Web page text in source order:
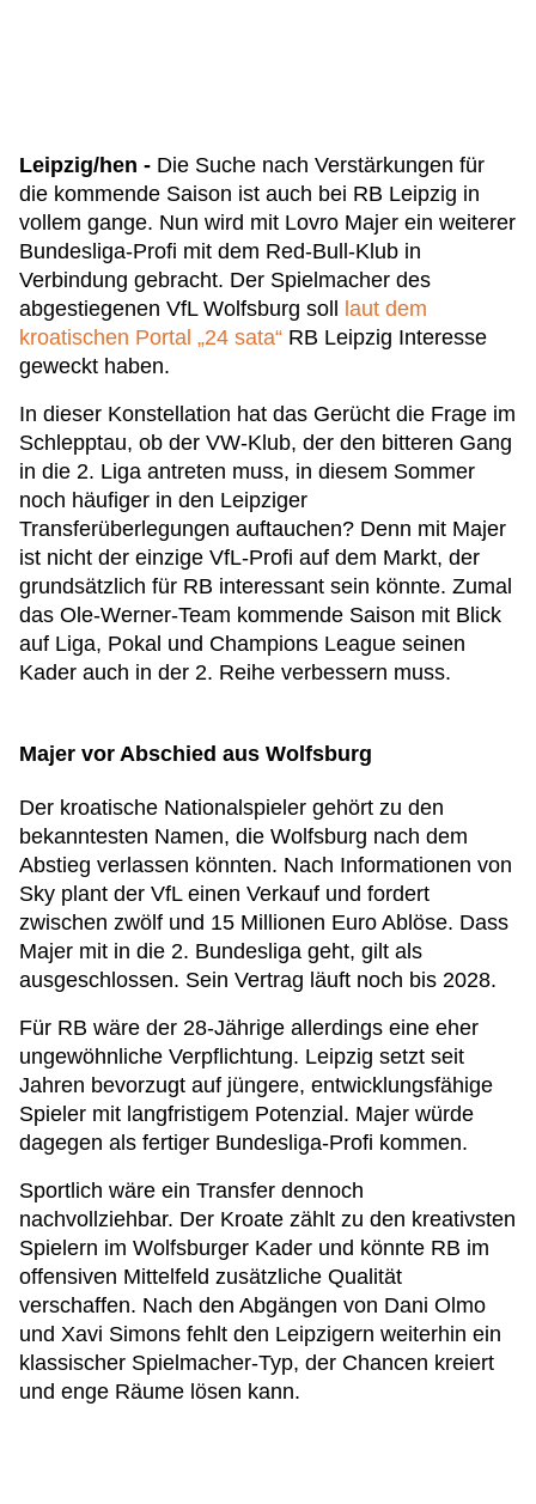
Leipzig/hen - Die Suche nach Verstärkungen für
die kommende Saison ist auch bei RB Leipzig in
vollem gange. Nun wird mit Lovro Majer ein weiterer
Bundesliga-Profi mit dem Red-Bull-Klub in
Verbindung gebracht. Der Spielmacher des
abgestiegenen VfL Wolfsburg soll
laut dem
kroatischen Portal „24 sata“ RB Leipzig Interesse
geweckt haben.
In dieser Konstellation hat das Gerücht die Frage im
Schlepptau, ob der VW-Klub, der den bitteren Gang
in die 2. Liga antreten muss, in diesem Sommer
noch häufiger in den Leipziger
Transferüberlegungen auftauchen? Denn mit Majer
ist nicht der einzige VfL-Profi auf dem Markt, der
grundsätzlich für RB interessant sein könnte. Zumal
das Ole-Werner-Team kommende Saison mit Blick
auf Liga, Pokal und Champions League seinen
Kader auch in der 2. Reihe verbessern muss.
Majer vor Abschied aus Wolfsburg
Der kroatische Nationalspieler gehört zu den
bekanntesten Namen, die Wolfsburg nach dem
Abstieg verlassen könnten. Nach Informationen von
Sky plant der VfL einen Verkauf und fordert
zwischen zwölf und 15 Millionen Euro Ablöse. Dass
Majer mit in die 2. Bundesliga geht, gilt als
ausgeschlossen. Sein Vertrag läuft noch bis 2028.
Für RB wäre der 28-Jährige allerdings eine eher
ungewöhnliche Verpflichtung. Leipzig setzt seit
Jahren bevorzugt auf jüngere, entwicklungsfähige
Spieler mit langfristigem Potenzial. Majer würde
dagegen als fertiger Bundesliga-Profi kommen.
Sportlich wäre ein Transfer dennoch
nachvollziehbar. Der Kroate zählt zu den kreativsten
Spielern im Wolfsburger Kader und könnte RB im
offensiven Mittelfeld zusätzliche Qualität
verschaffen. Nach den Abgängen von Dani Olmo
und Xavi Simons fehlt den Leipzigern weiterhin ein
klassischer Spielmacher-Typ, der Chancen kreiert
und enge Räume lösen kann.